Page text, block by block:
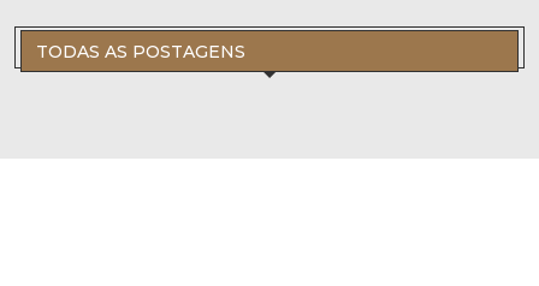
TODAS AS POSTAGENS